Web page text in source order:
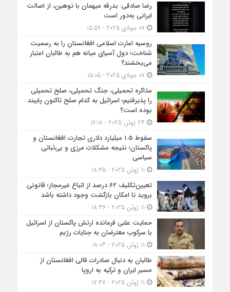
رضا صادقی: بدرقه میهمان با توهین، از اصالت
ایرانی به‌دور است
روسیه امارت اسلامی افغانستان را به رسمیت
شناخت؛ دول آسیای میانه هم به طالبان اعتبار
می‎‌بخشند؟
مذاکره تحمیلی، جنگ تحمیلی، صلح تحمیلی
را پذیرفتیم؛ اسرائیل به کدام صلح تاکنون پایبند
بوده است؟
سقوط ۱.۵ میلیارد دلاری تجارت افغانستان و
پاکستان؛ نتیجه مشکلات مرزی و بی‌ثباتی
سیاسی
تعیین‌تکلیف ۶۲ درصد از اتباع غیرمجاز؛ قانونی
بروید تا امکان بازگشت وجود داشته باشد
حمایت علنی فرمانده ارتش پاکستان از اسرائیل
با سرکوب معترضان به جنایات رژیم
طالبان به دنبال صادرات قالی افغانستان از
مسیر ایران و ترکیه به اروپا